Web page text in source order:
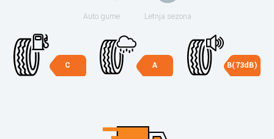
Auto gume Letnja sezona
C A B(73dB)